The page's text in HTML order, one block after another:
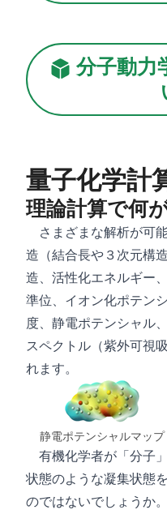
分子動力
量子化学計
理論計算で何
さまざまな解析が可
造（結合長や３次元構
造、活性化エネルギー
準位、イオン化ポテン
度、静電ポテンシャル
スペクトル（紫外可視
れます。
静電ポテンシャルマップ
有機化学者が「分子
状態のような凝集状態
のではないでしょうか